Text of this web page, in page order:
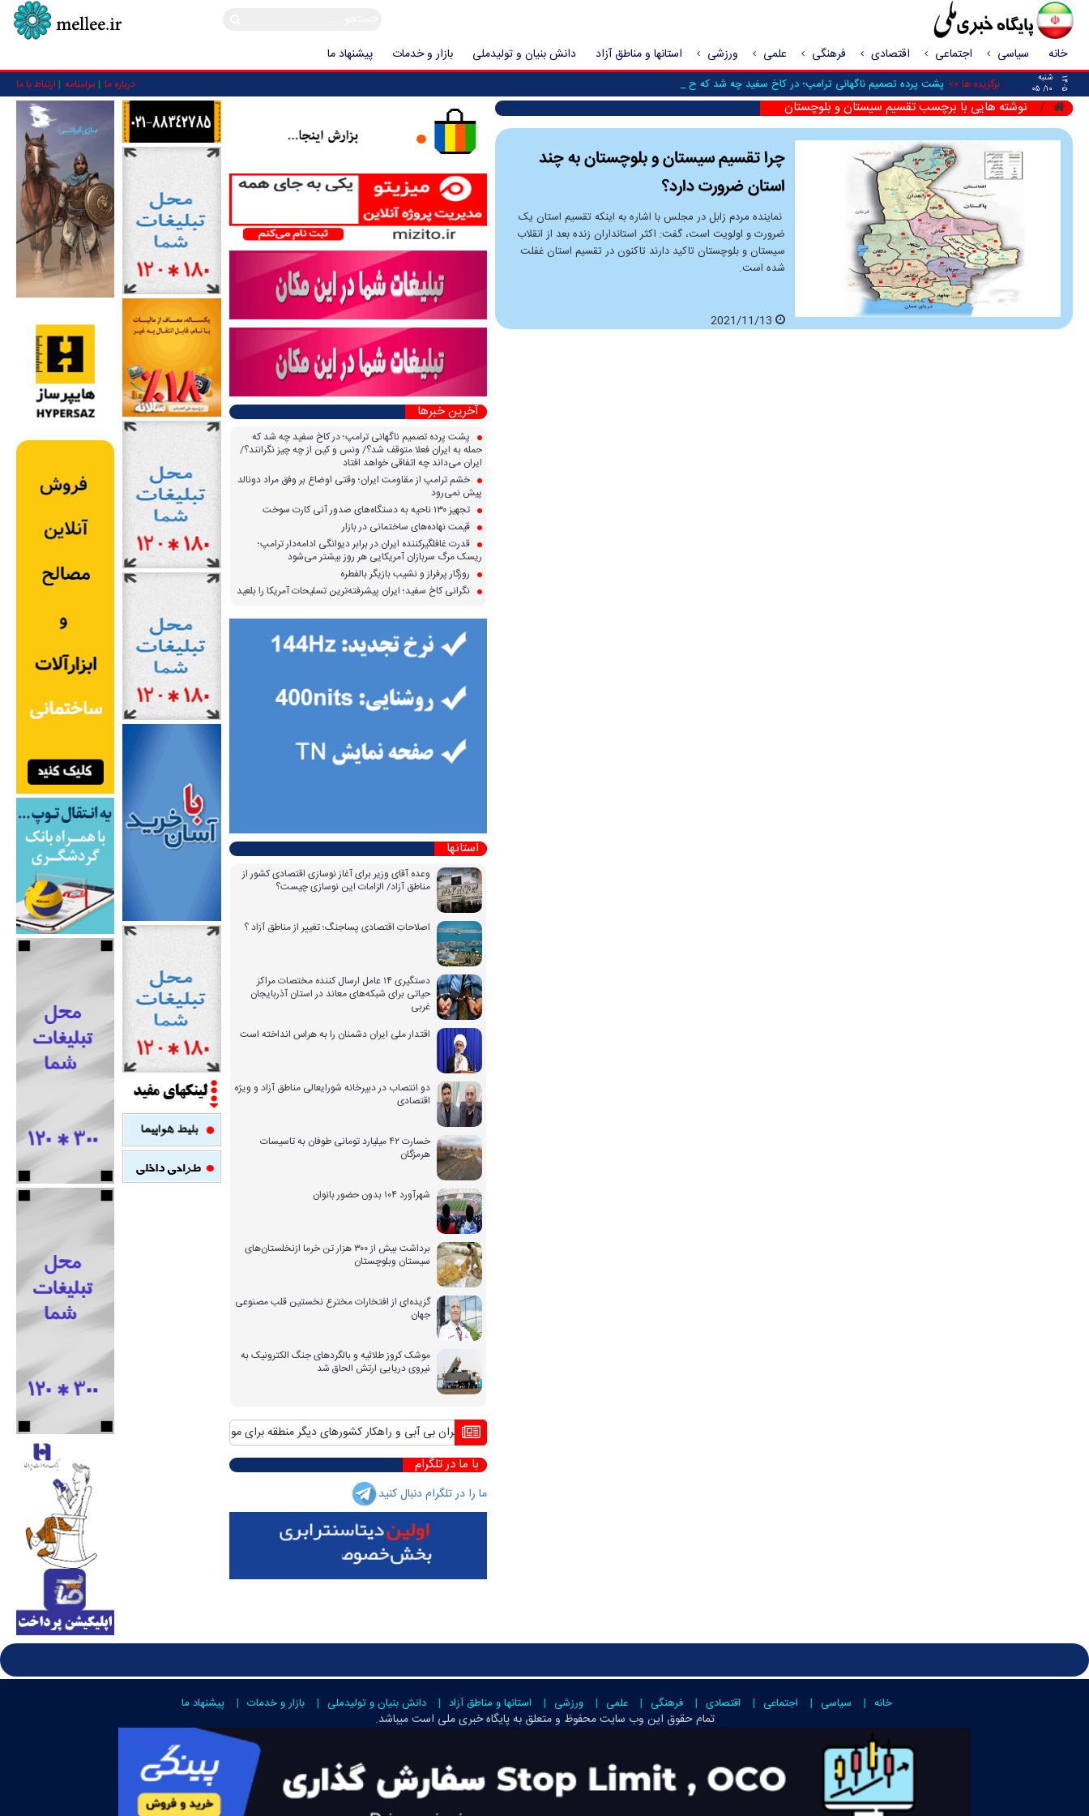
خانه سیاسی اجتماعی اقتصادی فرهنگی علمی ورزشی استانها و مناطق آزاد دانش بنیان و تولیدملی بازار و خدمات پیشنهاد ما
۱۴۰۵
شنبه
۱۰/ ۰۵
برگزیده ها >> پشت پرده تصمیم ناگهانی ترامپ؛ در کاخ سفید چه شد که حمله به ا _ درباره ما مرامنامه ارتباط با ما
نوشته هایی با برچسب تقسیم سیستان و بلوچستان
چرا تقسیم سیستان و بلوچستان به چند
استان ضرورت دارد؟
نماینده مردم زابل در مجلس با اشاره به اینکه تقسیم استان یک
ضرورت و اولویت است، گفت: اکثر استانداران زنده بعد از انقلاب
سیستان و بلوچستان تاکید دارند تاکنون در تقسیم استان غفلت
شده است.
2021/11/13
آخرین خبرها
پشت پرده تصمیم ناگهانی ترامپ؛ در کاخ سفید چه شد که
حمله به ایران فعلا متوقف شد؟/ ونس و کین از چه چیز نگرانند؟/
ایران می‌داند چه اتفاقی خواهد افتاد
خشم ترامپ از مقاومت ایران؛ وقتی اوضاع بر وفق مراد دونالد
پیش نمی‌رود
تجهیز ۱۳۰ ناحیه به دستگاه‌های صدور آنی کارت سوخت
قیمت نهاده‌های ساختمانی در بازار
قدرت غافلگیرکننده ایران در برابر دیوانگی ادامه‌دار ترامپ؛
ریسک مرگ سربازان آمریکایی هر روز بیشتر می‌شود
روزگار پرفراز و نشیب بازیگر بالفطره
نگرانی کاخ سفید؛ ایران پیشرفته‌ترین تسلیحات آمریکا را بلعید
استانها
وعده آقای وزیر برای آغاز نوسازی اقتصادی کشور از
مناطق آزاد/ الزامات این نوسازی چیست؟
اصلاحاتِ اقتصادی پساجنگ؛ تغییر از مناطق آزاد ؟
دستگیری ۱۴ عامل ارسال کننده مختصات مراکز
حیاتی برای شبکه‌های معاند در استان آذربایجان
غربی
اقتدار ملی ایران دشمنان را به هراس انداخته است
دو انتصاب در دبیرخانه شورایعالی مناطق آزاد و ویژه
اقتصادی
خسارت ۴۲ میلیارد تومانی طوفان به تاسیسات
هرمزگان
شهرآورد ۱۰۴ بدون حضور بانوان
برداشت بیش از ۳۰۰ هزار تن خرما ازنخلستان‌های
سیستان وبلوچستان
گزیده‌ای از افتخارات مخترع نخستین قلب مصنوعی
جهان
موشک کروز طلائیه و بالگردهای جنگ الکترونیک به
نیروی دریایی ارتش الحاق شد
بحران بی آبی و راهکار کشورهای دیگر منطقه برای مواجهه با آن منافع پایدار ایران در شانگهای چیست؟
با ما در تلگرام
ما را در تلگرام دنبال کنید
خانه سیاسی اجتماعی اقتصادی فرهنگی علمی ورزشی استانها و مناطق آزاد دانش بنیان و تولیدملی بازار و خدمات پیشنهاد ما
تمام حقوق این وب سایت محفوظ و متعلق بهپایگاه خبری ملی استمیباشد.